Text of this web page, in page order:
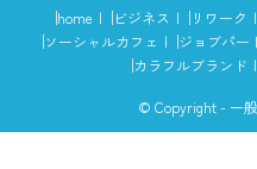
home ビジネス リワーク
ソーシャルカフェ
ジョブパー
カラフルブランド
© Copyright - 一